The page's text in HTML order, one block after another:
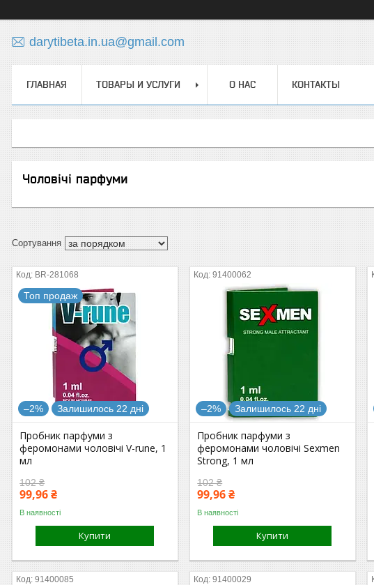
darytibeta.in.ua@gmail.com
ГЛАВНАЯ ТОВАРЫ И УСЛУГИ О НАС КОНТАКТЫ
Чоловічі парфуми
BR-281068
Топ продаж
–2% Залишилось 22 дні
Пробник парфуми з
феромонами чоловічі V-rune, 1
мл
102 ₴
99,96 ₴
В наявності
Купити
91400062
–2% Залишилось 22 дні
Пробник парфуми з
феромонами чоловічі Sexmen
Strong, 1 мл
102 ₴
99,96 ₴
В наявності
Купити
91400085 91400029